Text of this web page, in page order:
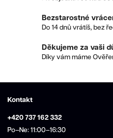
Bezstarostné
Do 14 dnů vrátíš, bez
Děkujeme za vaši
Díky vám máme
Kontakt
+420 737 162 332
Po–Ne: 11:00–16:30